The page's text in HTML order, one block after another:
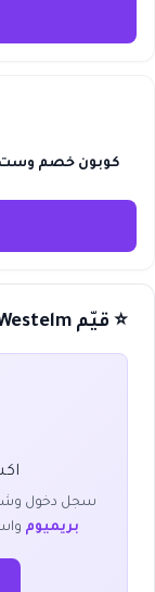
⭐ قيّم Westelm | وست الم
سجل دخول
بريميوم